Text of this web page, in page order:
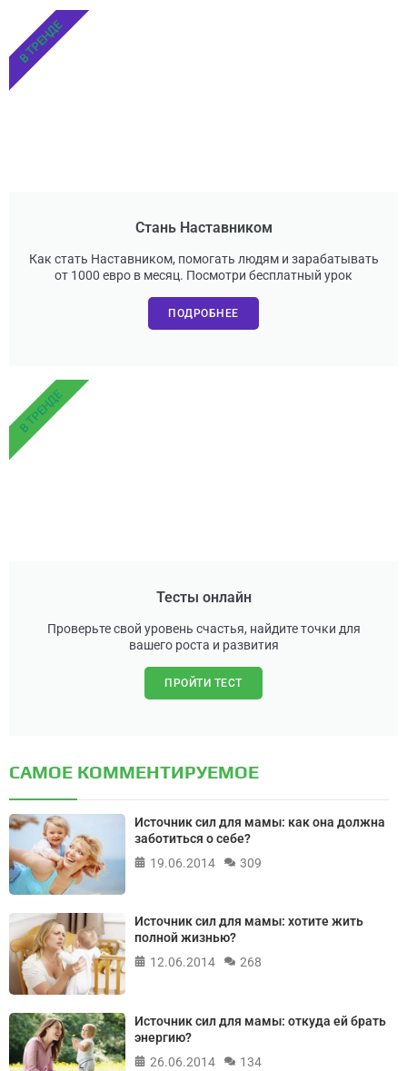
Стань Наставником
Как стать Наставником, помогать людям и зарабатывать
от 1000 евро в месяц. Посмотри бесплатный урок
ПОДРОБНЕЕ
В ТРЕНДЕ
Тесты онлайн
Проверьте свой уровень счастья, найдите точки для
вашего роста и развития
ПРОЙТИ ТЕСТ
В ТРЕНДЕ
САМОЕ КОММЕНТИРУЕМОЕ
Источник сил для мамы: как она должна
заботиться о себе?
19.06.2014
309
Источник сил для мамы: хотите жить
полной жизнью?
12.06.2014
268
Источник сил для мамы: откуда ей брать
энергию?
26.06.2014
134